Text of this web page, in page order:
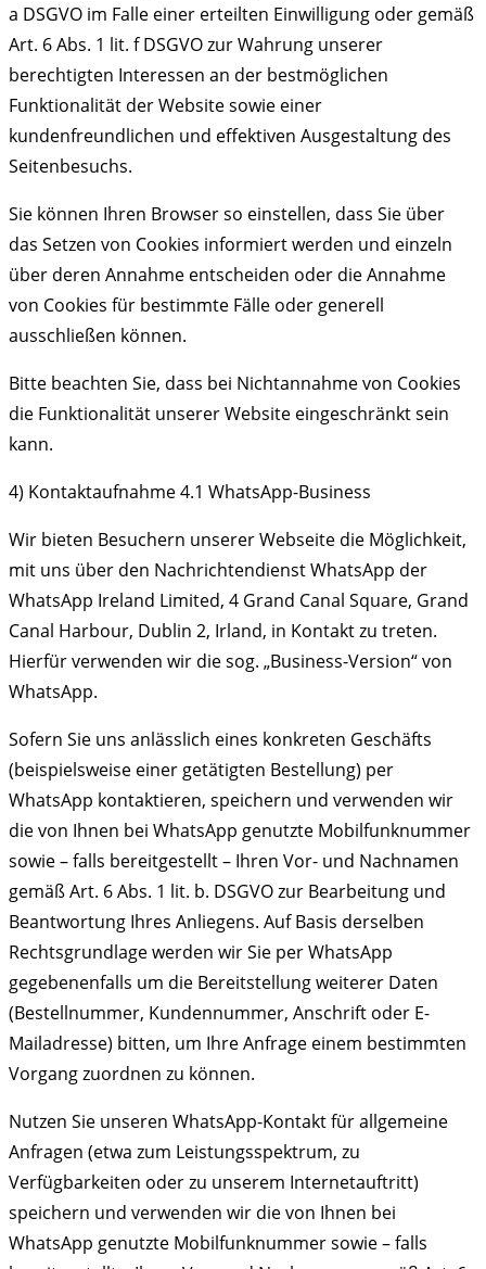
a DSGVO im Falle einer erteilten Einwilligung oder gemäß
Art. 6 Abs. 1 lit. f DSGVO zur Wahrung unserer
berechtigten Interessen an der bestmöglichen
Funktionalität der Website sowie einer
kundenfreundlichen und effektiven Ausgestaltung des
Seitenbesuchs.
Sie können Ihren Browser so einstellen, dass Sie über
das Setzen von Cookies informiert werden und einzeln
über deren Annahme entscheiden oder die Annahme
von Cookies für bestimmte Fälle oder generell
ausschließen können.
Bitte beachten Sie, dass bei Nichtannahme von Cookies
die Funktionalität unserer Website eingeschränkt sein
kann.
4) Kontaktaufnahme 4.1 WhatsApp-Business
Wir bieten Besuchern unserer Webseite die Möglichkeit,
mit uns über den Nachrichtendienst WhatsApp der
WhatsApp Ireland Limited, 4 Grand Canal Square, Grand
Canal Harbour, Dublin 2, Irland, in Kontakt zu treten.
Hierfür verwenden wir die sog. „Business-Version“ von
WhatsApp.
Sofern Sie uns anlässlich eines konkreten Geschäfts
(beispielsweise einer getätigten Bestellung) per
WhatsApp kontaktieren, speichern und verwenden wir
die von Ihnen bei WhatsApp genutzte Mobilfunknummer
sowie – falls bereitgestellt – Ihren Vor- und Nachnamen
gemäß Art. 6 Abs. 1 lit. b. DSGVO zur Bearbeitung und
Beantwortung Ihres Anliegens. Auf Basis derselben
Rechtsgrundlage werden wir Sie per WhatsApp
gegebenenfalls um die Bereitstellung weiterer Daten
(Bestellnummer, Kundennummer, Anschrift oder E-
Mailadresse) bitten, um Ihre Anfrage einem bestimmten
Vorgang zuordnen zu können.
Nutzen Sie unseren WhatsApp-Kontakt für allgemeine
Anfragen (etwa zum Leistungsspektrum, zu
Verfügbarkeiten oder zu unserem Internetauftritt)
speichern und verwenden wir die von Ihnen bei
WhatsApp genutzte Mobilfunknummer sowie – falls